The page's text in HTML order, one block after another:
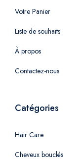
Votre Panier
Liste de souhaits
À propos
Contactez-nous
Catégories
Hair Care
Cheveux bouclés